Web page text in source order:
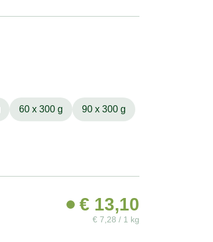
60 x 300 g 90 x 300 g
€ 13,10
€ 7,28 / 1 kg